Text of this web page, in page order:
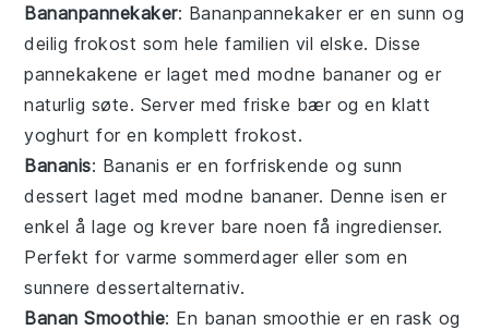
Bananpannekaker: Bananpannekaker er en sunn og
deilig frokost som hele familien vil elske. Disse
pannekakene er laget med modne bananer og er
naturlig søte. Server med friske bær og en klatt
yoghurt for en komplett frokost.
Bananis: Bananis er en forfriskende og sunn
dessert laget medmodne bananer. Denne isen er
enkel å lage og krever bare noen få ingredienser.
Perfekt for varme sommerdager eller som en
sunnere dessertalternativ.
Banan Smoothie: En banan smoothie er en rask og